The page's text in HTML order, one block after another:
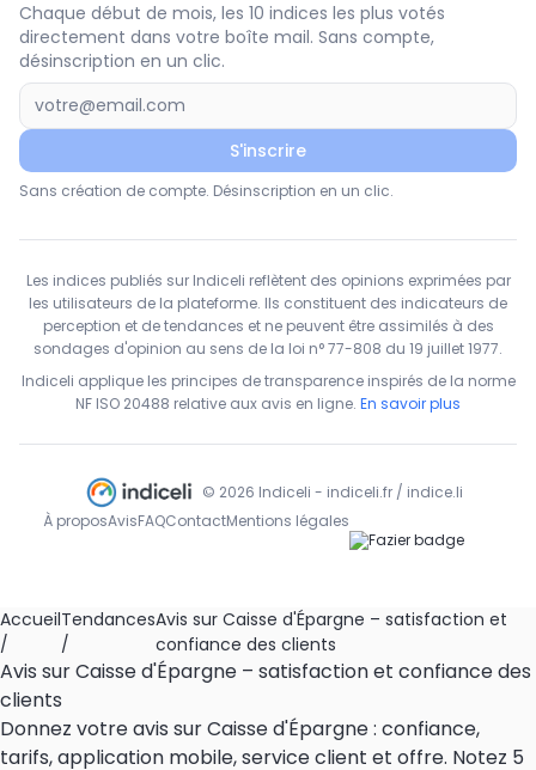
Chaque début de mois, les 10 indices les plus votés
directement dans votre boîte mail. Sans compte,
désinscription en un clic.
S'inscrire
Sans création de compte. Désinscription en un clic.
Les indices publiés sur Indiceli reflètent des opinions exprimées par
les utilisateurs de la plateforme. Ils constituent des indicateurs de
perception et de tendances et ne peuvent être assimilés à des
sondages d'opinion au sens de la loi n° 77-808 du 19 juillet 1977.
Indiceli applique les principes de transparence inspirés de la norme
NF ISO 20488 relative aux avis en ligne. En savoir plus
© 2026 Indiceli - indiceli.fr / indice.li
À proposAvisFAQContactMentions légales
Accueil
/
Tendances
/
Avis sur Caisse d'Épargne – satisfaction et
confiance des clients
Avis sur Caisse d'Épargne – satisfaction et confiance des
clients
Donnez votre avis sur Caisse d'Épargne : confiance,
tarifs, application mobile, service client et offre. Notez 5